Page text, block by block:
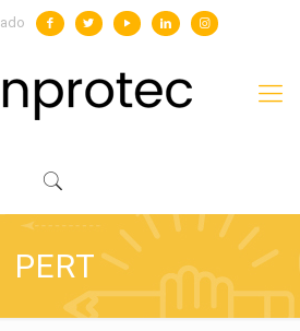
PERT